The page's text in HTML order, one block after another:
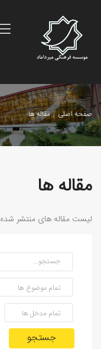
صفحه اصلی مقاله ها
مقاله ها
لیست مقاله های منتشر شده
جستجو